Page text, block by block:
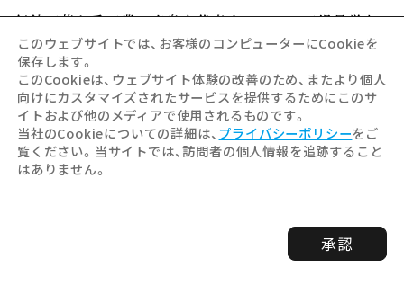
伝統工芸と重工業。広島を代表する二つの工場見学を
終えて思うことは、みなさん、輝いていた。というこ
とだ。自社製品が好きで、仕事が好きで、自分自身が
まずファンなんだな、って。その熱量が人から人へ伝
わって、世界中にファンを作っているのだ。
私たちは、どうだろうね？自分の手から生み出される
ものに、気持ちは動いているかな。心から好きと言え
企業の歴史や業績と比べるものではないけれど、先人
このウェブサイトでは、お客様のコンピューターにCookieを
保存します。
このCookieは、ウェブサイト体験の改善のため、またより個人
向けにカスタマイズされたサービスを提供するためにこのサ
イトおよび他のメディアで使用されるものです。
当社のCookieについての詳細は、 プライバシーポリシーをご
覧ください。当サイトでは、訪問者の個人情報を追跡すること
はありません。
承認